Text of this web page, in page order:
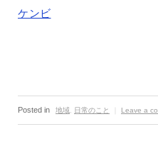
ケンビ
Posted in 地域 日常のこと Leave a